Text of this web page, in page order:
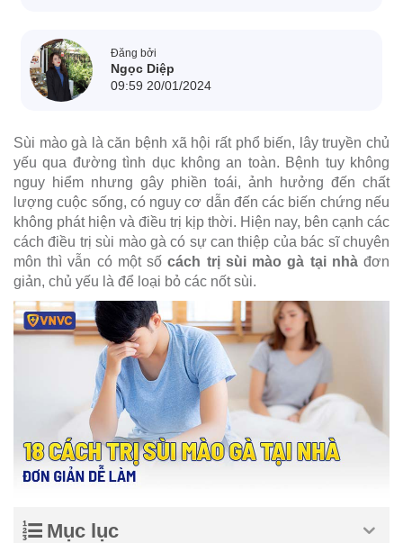
Đăng bởi
Ngọc Diệp
09:59 20/01/2024
Sùi mào gà là căn bệnh xã hội rất phổ biến, lây truyền chủ
yếu qua đường tình dục không an toàn. Bệnh tuy không
nguy hiểm nhưng gây phiền toái, ảnh hưởng đến chất
lượng cuộc sống, có nguy cơ dẫn đến các biến chứng nếu
không phát hiện và điều trị kịp thời. Hiện nay, bên cạnh các
cách điều trị sùi mào gà có sự can thiệp của bác sĩ chuyên
môn thì vẫn có một sốcách trị sùi mào gà tại nhàđơn
giản, chủ yếu là để loại bỏ các nốt sùi.
Mục lục